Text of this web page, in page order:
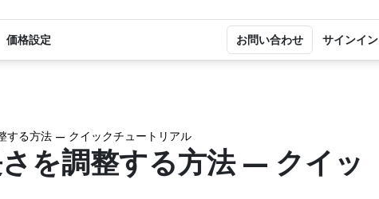
する方法 — クイックチュートリアル
を調整する方法 — クイッ
価格設定 お問い合わせ サインイン